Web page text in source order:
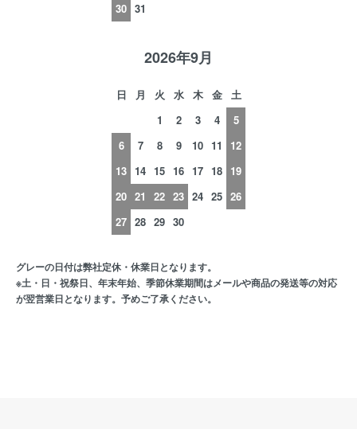
30 31
2026年9月
日 月 火 水 木 金
土
1
2 3 4
5
6
7 8 9 10 11
12
13 14 15 16 17 18 19
20 21 22 23 24 25 26
27 28 29 30
グレーの日付は弊社定休・休業日となります。
※土・日・祝祭日、年末年始、季節休業期間はメールや商品の発送等の対応
が翌営業日となります。予めご了承ください。